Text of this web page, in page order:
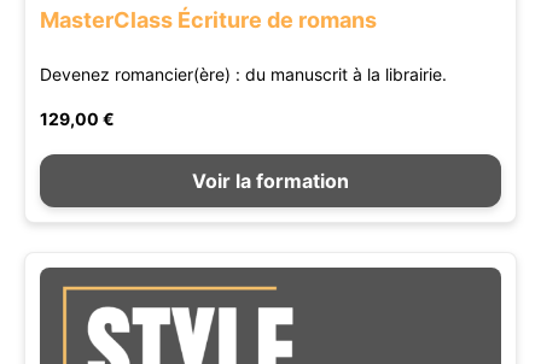
MasterClass Écriture de romans
Devenez romancier(ère) : du manuscrit à la librairie.
129,00 €
Voir la formation